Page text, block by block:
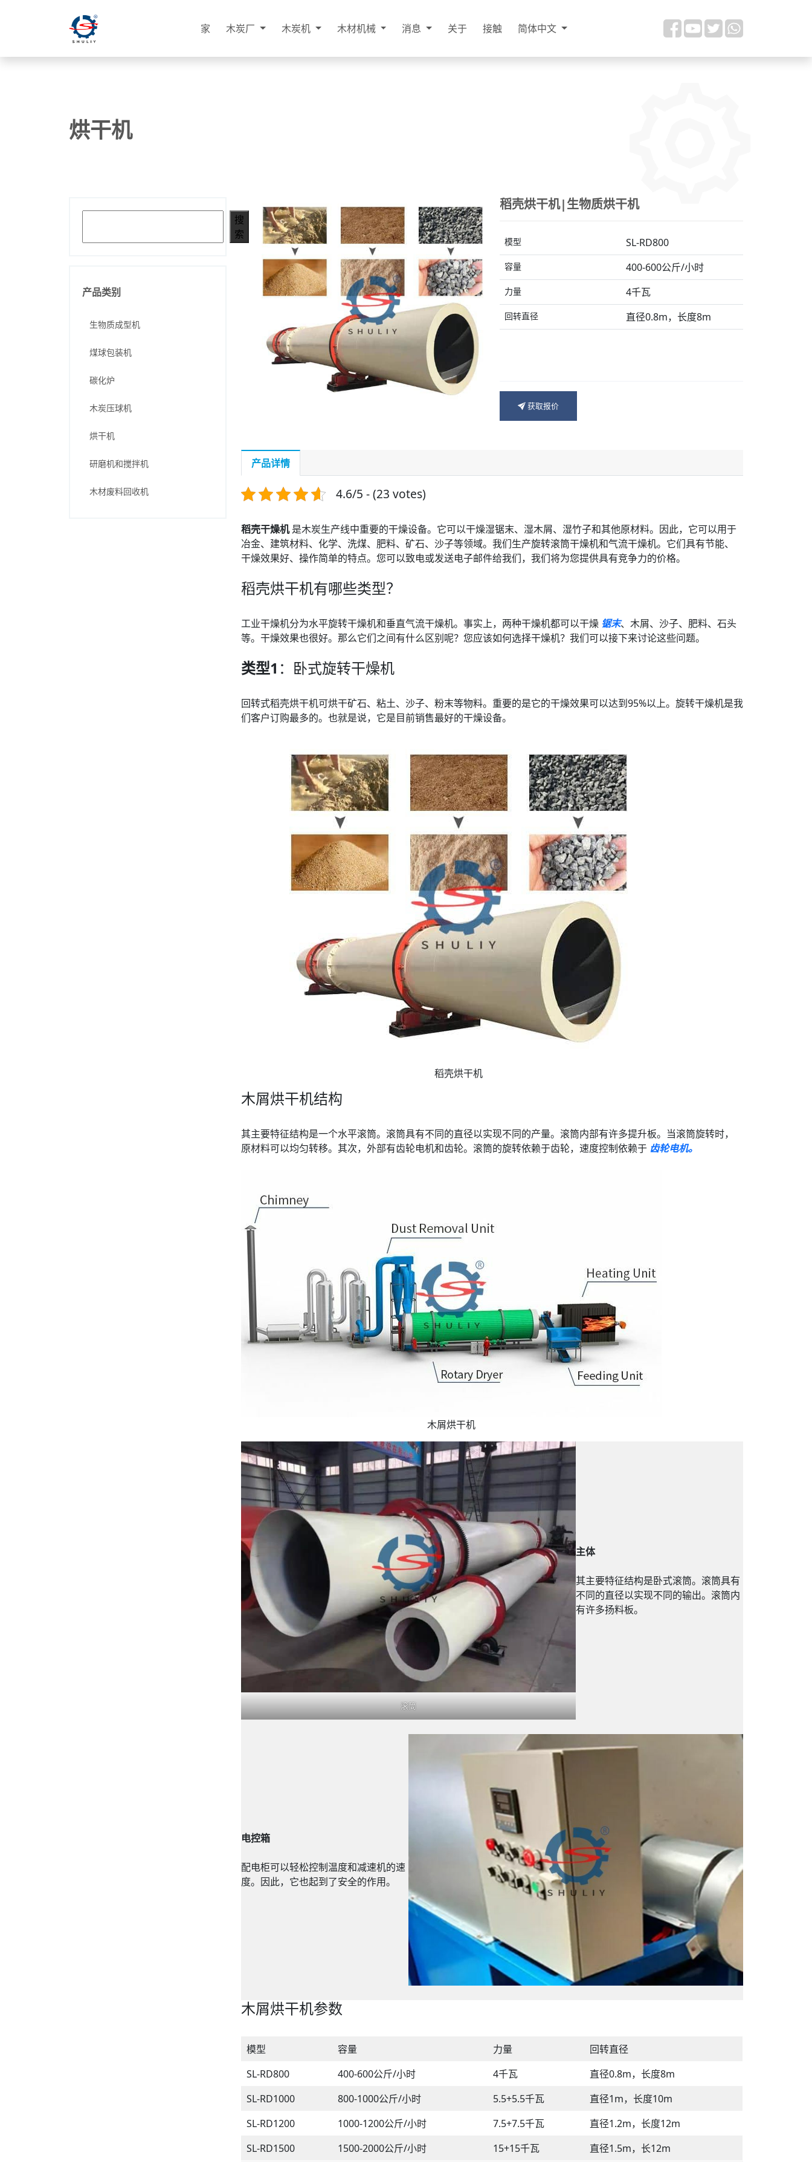
家 木炭厂 木炭机 木材机械 消息 关于 接触 简体中文
烘干机
搜
索
产品类别
生物质成型机
煤球包装机
碳化炉
木炭压球机
烘干机
研磨机和搅拌机
木材废料回收机
稻壳烘干机|生物质烘干机
模型 SL-RD800
容量 400-600公斤/小时
力量 4千瓦
回转直径 直径0.8m，长度8m
获取报价
产品详情
4.6/5 - (23 votes)
稻壳干燥机是木炭生产线中重要的干燥设备。它可以干燥湿锯末、湿木屑、湿竹子和其他原材料。因此，它可以用于
冶金、建筑材料、化学、洗煤、肥料、矿石、沙子等领域。我们生产旋转滚筒干燥机和气流干燥机。它们具有节能、
干燥效果好、操作简单的特点。您可以致电或发送电子邮件给我们，我们将为您提供具有竞争力的价格。
稻壳烘干机有哪些类型？
工业干燥机分为水平旋转干燥机和垂直气流干燥机。事实上，两种干燥机都可以干燥 锯末、木屑、沙子、肥料、石头
等。干燥效果也很好。那么它们之间有什么区别呢？您应该如何选择干燥机？我们可以接下来讨论这些问题。
类型1 ：卧式旋转干燥机
回转式稻壳烘干机可烘干矿石、粘土、沙子、粉末等物料。重要的是它的干燥效果可以达到95%以上。旋转干燥机是我
们客户订购最多的。也就是说，它是目前销售最好的干燥设备。
稻壳烘干机
木屑烘干机结构
其主要特征结构是一个水平滚筒。滚筒具有不同的直径以实现不同的产量。滚筒内部有许多提升板。当滚筒旋转时，
原材料可以均匀转移。其次，外部有齿轮电机和齿轮。滚筒的旋转依赖于齿轮，速度控制依赖于 齿轮电机。
木屑烘干机
滚筒
主体
其主要特征结构是卧式滚筒。滚筒具有
不同的直径以实现不同的输出。滚筒内
有许多扬料板。
电控箱
配电柜可以轻松控制温度和减速机的速
度。因此，它也起到了安全的作用。
木屑烘干机参数
模型 容量 力量
回转直径
SL-RD800
400-600公斤/小时 4千瓦
直径0.8m，长度8m
SL-RD1000
800-1000公斤/小时 5.5+5.5千瓦
直径1m，长度10m
SL-RD1200
1000-1200公斤/小时 7.5+7.5千瓦
直径1.2m，长度12m
SL-RD1500
1500-2000公斤/小时 15+15千瓦 直径1.5m，长12m